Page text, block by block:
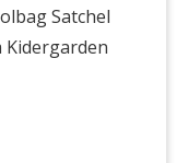
Satchel
Kidergarden